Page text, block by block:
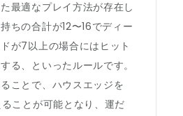
最適なプレイ方法が存在し
ちの合計が12〜16でディー
が7以上の場合にはヒット
る、といったルールです。
ことで、ハウスエッジを
ことが可能となり、運だ